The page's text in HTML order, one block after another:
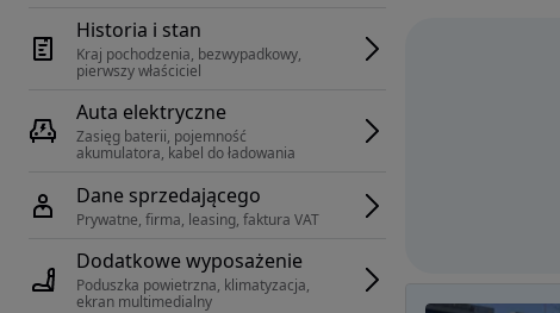
Historia i stan
Kraj pochodzenia, bezwypadkowy,
pierwszy właściciel
Auta elektryczne
Zasięg baterii, pojemność
akumulatora, kabel do ładowania
Dane sprzedającego
Prywatne, firma, leasing, faktura VAT
Dodatkowe wyposażenie
Poduszka powietrzna, klimatyzacja,
ekran multimedialny